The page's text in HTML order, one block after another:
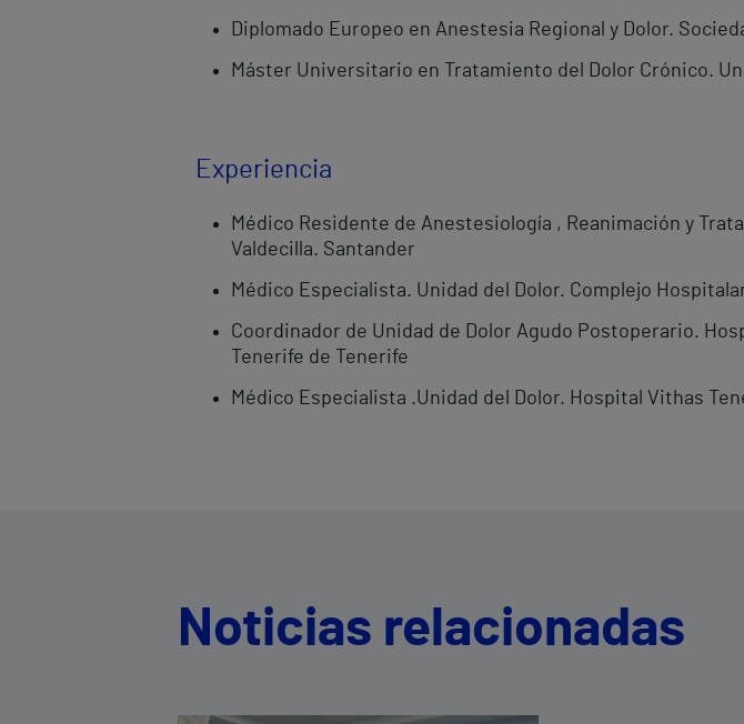
Diplomado Europeo en Anestesia Regional y Dolor.
Máster Universitario en Tratamiento del Dolor Crónico.
Experiencia
Médico Residente de Anestesiología , Reanimación y
Valdecilla. Santander
Médico Especialista. Unidad del Dolor. Complejo
Coordinador de Unidad de Dolor Agudo Postoperario.
Tenerife de Tenerife
Médico Especialista .Unidad del Dolor. Hospital Vithas
Noticias relacionadas